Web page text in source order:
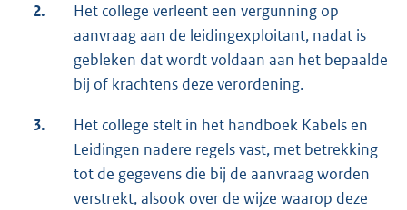
2.
Het college verleent een vergunning op
aanvraag aan de leidingexploitant, nadat is
gebleken dat wordt voldaan aan het bepaalde
bij of krachtens deze verordening.
3.
Het college stelt in het handboek Kabels en
Leidingen nadere regels vast, met betrekking
tot de gegevens die bij de aanvraag worden
verstrekt, alsook over de wijze waarop deze